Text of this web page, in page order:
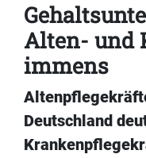
Alten- und
immens
Deutschland